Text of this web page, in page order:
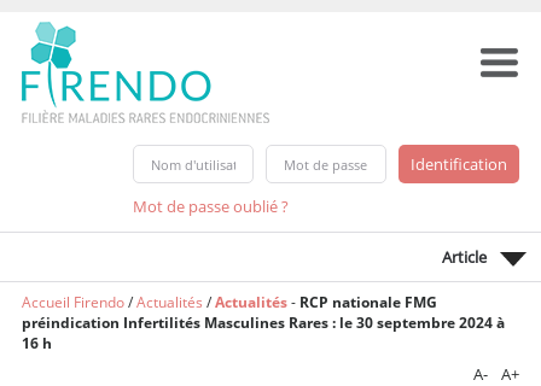
Mot de passe oublié ?
Article
Accueil Firendo/Actualités /Actualités- RCP nationale FMG
préindication Infertilités Masculines Rares : le 30 septembre 2024 à
16 h
A- A+